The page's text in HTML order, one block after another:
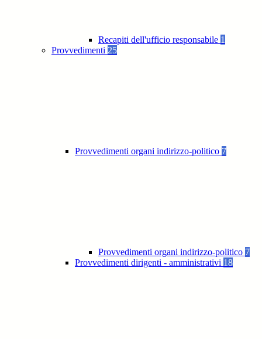
Recapiti dell'ufficio responsabile 1
Provvedimenti 25
Provvedimenti organi indirizzo-politico 7
Provvedimenti organi indirizzo-politico 7
Provvedimenti dirigenti - amministrativi 18